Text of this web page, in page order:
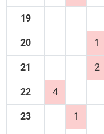
19
20 1
21 2
22 4
23 1